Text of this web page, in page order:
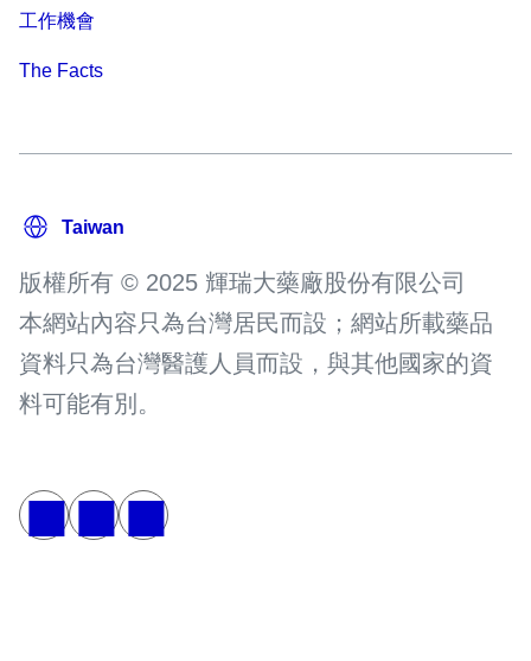
工作機會
The Facts
版權所有 © 2025 輝瑞大藥廠股份有限公司
本網站內容只為台灣居民而設；網站所載藥品
資料只為台灣醫護人員而設，與其他國家的資
料可能有別。